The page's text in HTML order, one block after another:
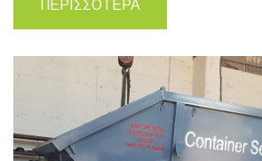
ΠΕΡΙΣΣΟΤΕΡΑ